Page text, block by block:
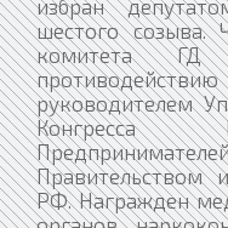
избран
шестого
комитета ГД
руководителем
Конгресса
Правительством
РФ. Награжден